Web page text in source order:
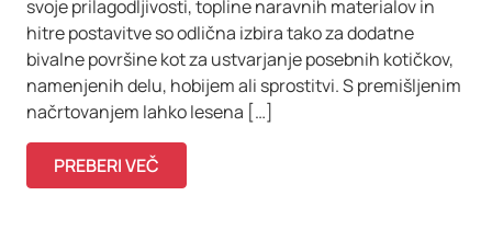
svoje prilagodljivosti, topline naravnih materialov in
hitre postavitve so odlična izbira tako za dodatne
bivalne površine kot za ustvarjanje posebnih kotičkov,
namenjenih delu, hobijem ali sprostitvi. S premišljenim
načrtovanjem lahko lesena […]
PREBERI VEČ